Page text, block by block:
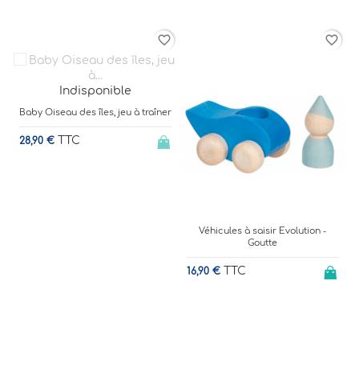
Indisponible
Baby Oiseau des îles, jeu à traîner
28,90 € TTC
favorite_border
Véhicules à saisir Evolution -
Goutte
16,90 € TTC
favorite_border